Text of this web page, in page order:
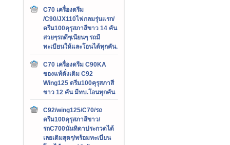
C70 เครื่องดรีม
/C90/JX110ไฟกลมรุ่นแรก/
ดรีม100คุรุสภาสีขาว 14 คัน
สวยๆรถดีๆเนียนๆ รถมี
ทะเบียนให้และโอนได้ทุกคัน.
C70 เครื่องดรีม C90KA
ของแท้ดั่งเดิม C92
Wing125 ดรีม100คุรุสภาสี
ขาว 12 คัน มีทบ.โอนทุกคัน
C92/wing125/C70/รถ
ดรีม100คุรุสภาสีขาว/
รถC700นันทิดาประกวดได้
เลยเดิมสุดๆ/พร้อมทะเบียน